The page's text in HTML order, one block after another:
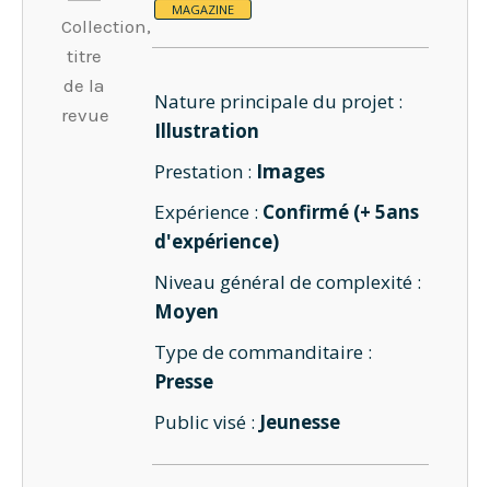
Collection,
titre
de la
revue
MAGAZINE
Nature principale du projet :
Illustration
Prestation : Images
Expérience : Confirmé (+ 5ans
d'expérience)
Niveau général de complexité :
Moyen
Type de commanditaire :
Presse
Public visé : Jeunesse